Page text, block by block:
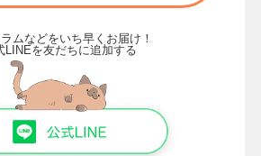
ムなどをいち早くお届け！
LINEを友だちに追加する